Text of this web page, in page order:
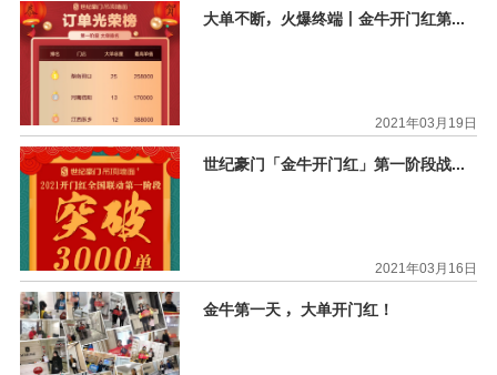
大单不断，火爆终端丨金牛开门红第一阶段光荣榜
2021年03月19日
世纪豪门「金牛开门红」第一阶段战报来袭！
2021年03月16日
金牛第一天 ，大单开门红！